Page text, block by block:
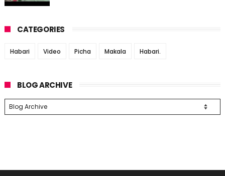
CATEGORIES
Habari Video Picha Makala Habari.
BLOG ARCHIVE